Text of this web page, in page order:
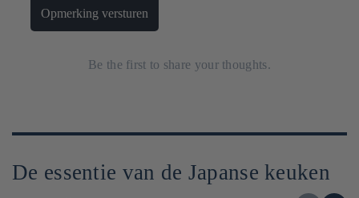
Opmerking versturen
Be the first to share your thoughts.
De essentie van de Japanse keuken